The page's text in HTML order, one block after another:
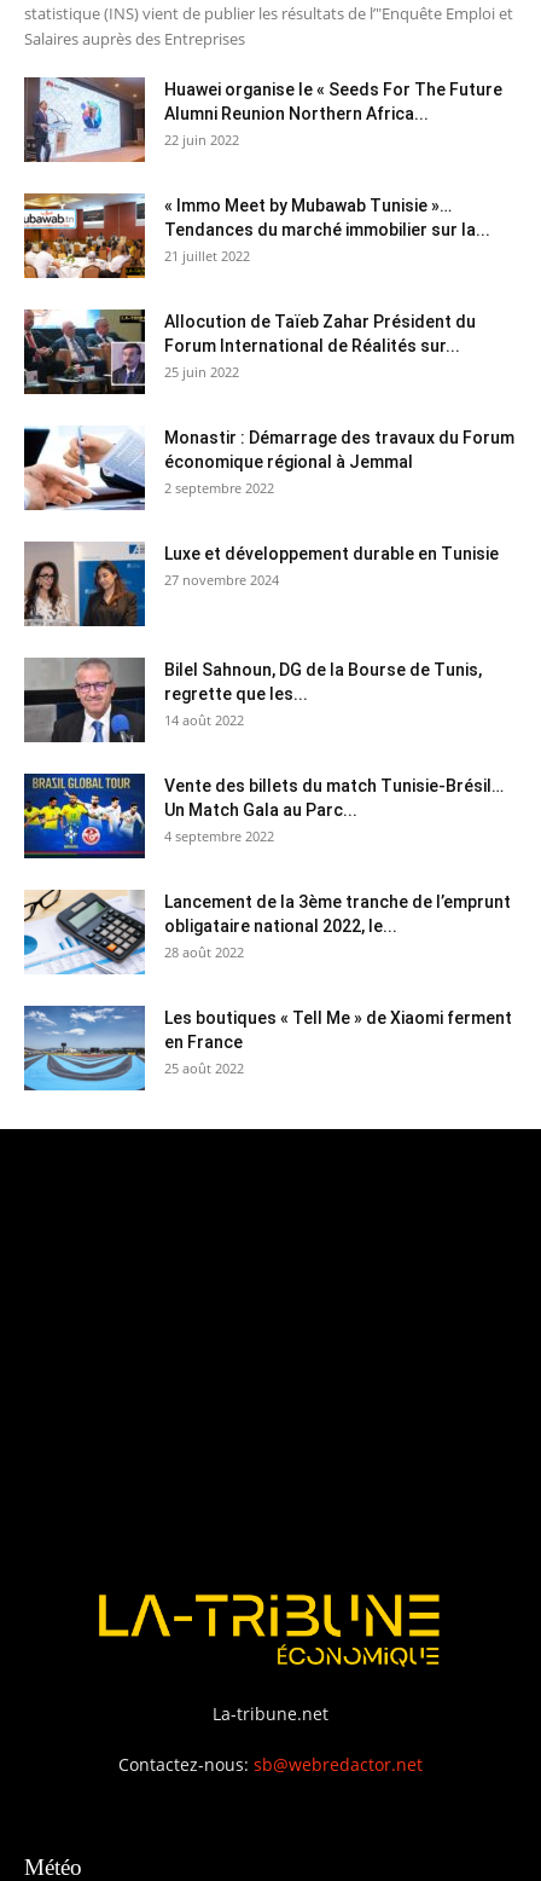
statistique (INS) vient de publier les résultats de l’"Enquête Emploi et
Salaires auprès des Entreprises
Huawei organise le « Seeds For The Future
Alumni Reunion Northern Africa...
22 juin 2022
« Immo Meet by Mubawab Tunisie »…
Tendances du marché immobilier sur la...
21 juillet 2022
Allocution de Taïeb Zahar Président du
Forum International de Réalités sur...
25 juin 2022
Monastir : Démarrage des travaux du Forum
économique régional à Jemmal
2 septembre 2022
Luxe et développement durable en Tunisie
27 novembre 2024
Bilel Sahnoun, DG de la Bourse de Tunis,
regrette que les...
14 août 2022
Vente des billets du match Tunisie-Brésil…
Un Match Gala au Parc...
4 septembre 2022
Lancement de la 3ème tranche de l’emprunt
obligataire national 2022, le...
28 août 2022
Les boutiques « Tell Me » de Xiaomi ferment
en France
25 août 2022
La-tribune.net
Contactez-nous: sb@webredactor.net
Météo